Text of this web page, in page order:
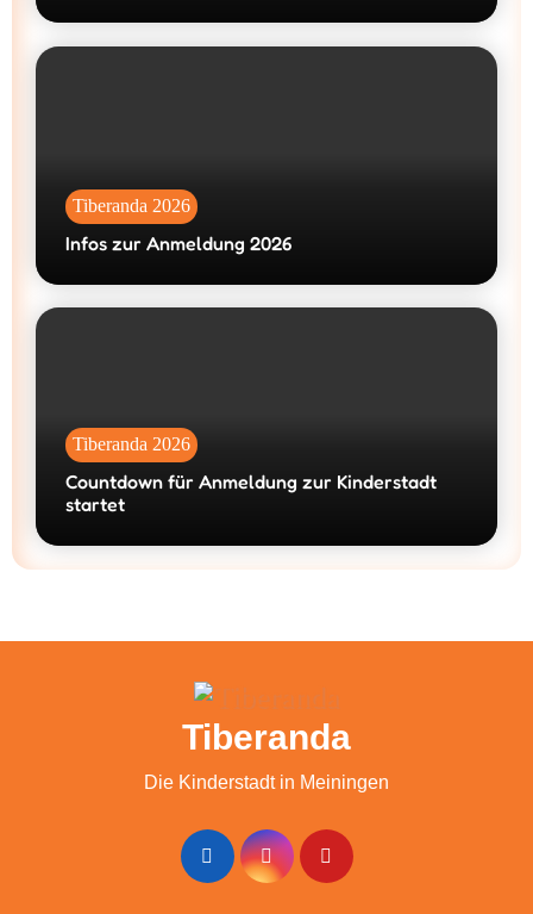
Tiberanda 2026
Infos zur Anmeldung 2026
Tiberanda 2026
Countdown für Anmeldung zur Kinderstadt
startet
Tiberanda
Die Kinderstadt in Meiningen